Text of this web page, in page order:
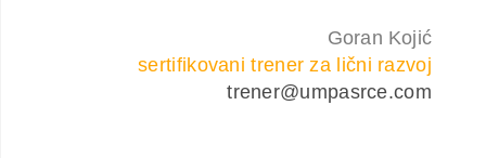
Goran Kojić
sertifikovani trener za lični razvoj
trener@umpasrce.com